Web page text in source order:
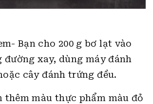
Bạn cho 200 g bơ lạt vào
đường xay, dùng máy đánh
cây đánh trứng đều.
thêm màu thực phẩm màu đỏ